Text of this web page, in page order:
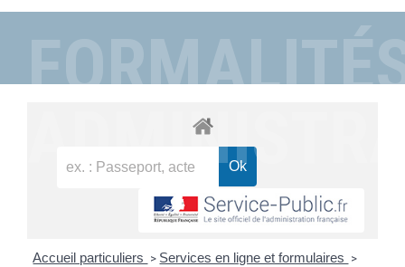
Accueil particuliers > Services en ligne et formulaires >